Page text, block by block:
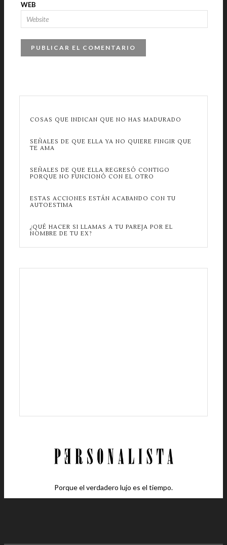
WEB
COSAS QUE INDICAN QUE NO HAS MADURADO
SEÑALES DE QUE ELLA YA NO QUIERE FINGIR QUE
TE AMA
SEÑALES DE QUE ELLA REGRESÓ CONTIGO
PORQUE NO FUNCIONÓ CON EL OTRO
ESTAS ACCIONES ESTÁN ACABANDO CON TU
AUTOESTIMA
¿QUÉ HACER SI LLAMAS A TU PAREJA POR EL
NOMBRE DE TU EX?
Porque el verdadero lujo es el tiempo.